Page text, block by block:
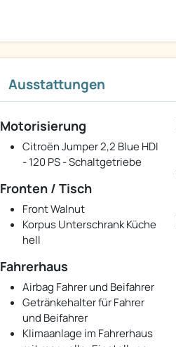
Ausstattungen
Motorisierung
Citroën Jumper 2,2 Blue HDI
- 120 PS - Schaltgetriebe
Fronten / Tisch
Front Walnut
Korpus Unterschrank Küche
hell
Fahrerhaus
Airbag Fahrer und Beifahrer
Getränkehalter für Fahrer
und Beifahrer
Klimaanlage im Fahrerhaus